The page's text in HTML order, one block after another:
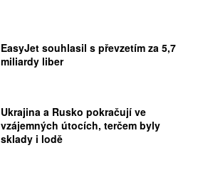
EasyJet souhlasil s převzetím za 5,7
miliardy liber
Ukrajina a Rusko pokračují ve
vzájemných útocích, terčem byly
sklady i lodě